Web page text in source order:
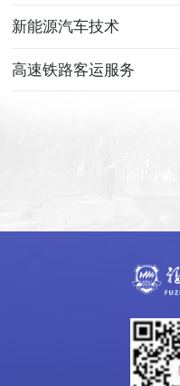
新能源汽车技术
高速铁路客运服务